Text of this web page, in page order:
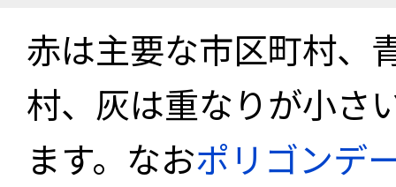
赤は主要な市区町村、
村、灰は重なりが小さ
ます。なおポリゴンデ